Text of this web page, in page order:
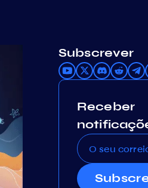
Subscrever
Receber